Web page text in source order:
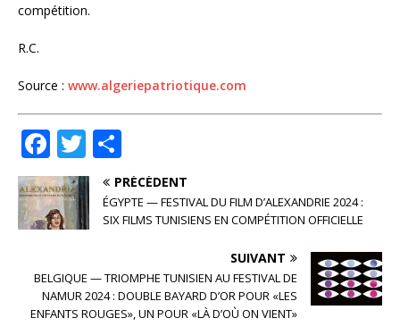
compétition.
R.C.
Source : www.algeriepatriotique.com
F
a
c
e
o
o
T
w
it
te
ar
ta
g
r
PRÉCÉDENT
ÉGYPTE — FESTIVAL DU FILM D’ALEXANDRIE 2024 :
SIX FILMS TUNISIENS EN COMPÉTITION OFFICIELLE
SUIVANT
BELGIQUE — TRIOMPHE TUNISIEN AU FESTIVAL DE
NAMUR 2024 : DOUBLE BAYARD D’OR POUR «LES
ENFANTS ROUGES», UN POUR «LÀ D’OÙ ON VIENT»